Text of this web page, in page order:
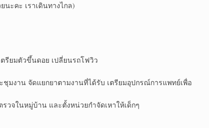
นะคะ เราเดินทางไกล)
รียมตัว​ขึ้นดอย เปลี่ยน​รถโฟวิว
มงาน จัดแยกยาตามงานที่ได้รับ เตรียมอุปกรณ์​การแพทย์​เพื่อ
วจในหมู่บ้าน​ และตั้งหน่วยกำจัดเหาให้เด็กๆ